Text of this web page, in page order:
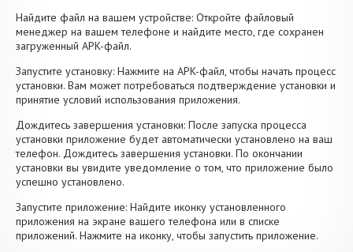
Найдите файл на вашем устройстве: Откройте файловый
менеджер на вашем телефоне и найдите место, где сохранен
загруженный APK-файл.
Запустите установку: Нажмите на APK-файл, чтобы начать процесс
установки. Вам может потребоваться подтверждение установки и
принятие условий использования приложения.
Дождитесь завершения установки: После запуска процесса
установки приложение будет автоматически установлено на ваш
телефон. Дождитесь завершения установки. По окончании
установки вы увидите уведомление о том, что приложение было
успешно установлено.
Запустите приложение: Найдите иконку установленного
приложения на экране вашего телефона или в списке
приложений. Нажмите на иконку, чтобы запустить приложение.